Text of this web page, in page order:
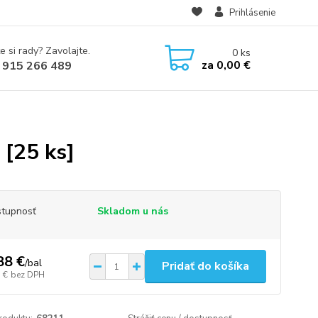
Prihlásenie
si rady? Zavolajte.
266 489
0ks
za 0,00 €
[25 ks]
Skladom u nás
€/bal
€ bez DPH
Pridať do košíka